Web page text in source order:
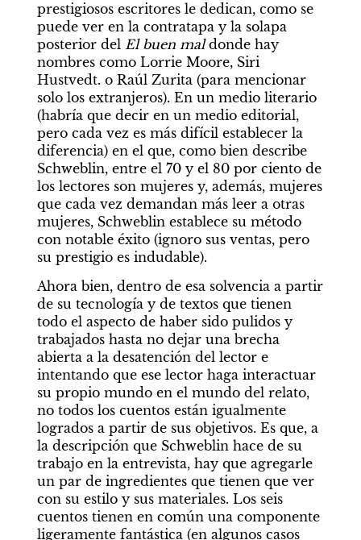
prestigiosos escritores le dedican, como se
puede ver en la contratapa y la solapa
posterior del El buen mal donde hay
nombres como Lorrie Moore, Siri
Hustvedt. o Raúl Zurita (para mencionar
solo los extranjeros). En un medio literario
(habría que decir en un medio editorial,
pero cada vez es más difícil establecer la
diferencia) en el que, como bien describe
Schweblin, entre el 70 y el 80 por ciento de
los lectores son mujeres y, además, mujeres
que cada vez demandan más leer a otras
mujeres, Schweblin establece su método
con notable éxito (ignoro sus ventas, pero
su prestigio es indudable).
Ahora bien, dentro de esa solvencia a partir
de su tecnología y de textos que tienen
todo el aspecto de haber sido pulidos y
trabajados hasta no dejar una brecha
abierta a la desatención del lector e
intentando que ese lector haga interactuar
su propio mundo en el mundo del relato,
no todos los cuentos están igualmente
logrados a partir de sus objetivos. Es que, a
la descripción que Schweblin hace de su
trabajo en la entrevista, hay que agregarle
un par de ingredientes que tienen que ver
con su estilo y sus materiales. Los seis
cuentos tienen en común una componente
ligeramente fantástica (en algunos casos